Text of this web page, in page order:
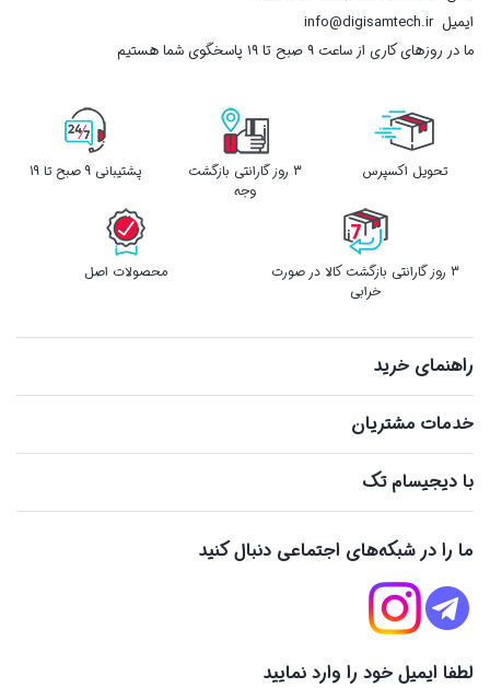
ایمیلinfo@digisamtech.ir
ما در روزهای کاری از ساعت ۹ صبح تا ۱۹ پاسخگوی شما هستیم
تحویل اکسپرس
3 روز گارانتی بازگشت
وجه
پشتیبانی 9 صبح تا 19
3 روز گارانتی بازگشت کالا در صورت
خرابی
محصولات اصل
راهنمای خرید
خدمات مشتریان
با دیجیسام تک
ما را در شبکه‌های اجتماعی دنبال کنید
لطفا ایمیل خود را وارد نمایید